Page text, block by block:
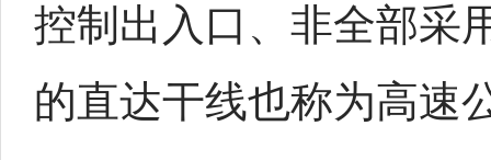
控制出入口、非全部采
的直达干线也称为高速